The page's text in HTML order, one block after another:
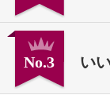
No.3 い